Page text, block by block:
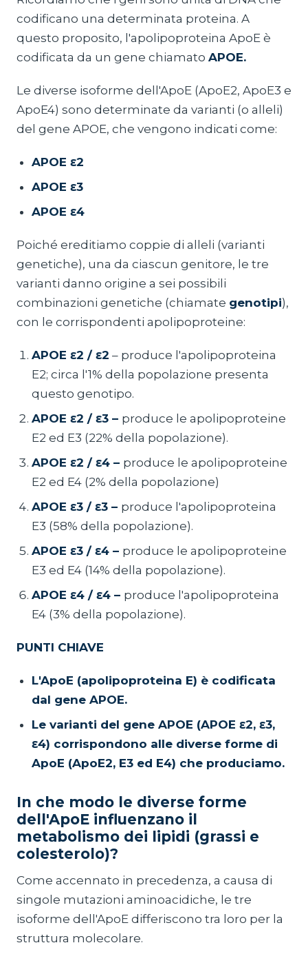
codificano una determinata proteina. A
questo proposito, l'apolipoproteina ApoE è
codificata da un gene chiamato APOE.
Le diverse isoforme dell'ApoE (ApoE2, ApoE3 e
ApoE4) sono determinate da varianti (o alleli)
del gene APOE, che vengono indicati come:
APOE ε2
APOE ε3
APOE ε4
Poiché ereditiamo coppie di alleli (varianti
genetiche), una da ciascun genitore, le tre
varianti danno origine a sei possibili
combinazioni genetiche (chiamate genotipi),
con le corrispondenti apolipoproteine:
APOE ε2 / ε2 – produce l'apolipoproteina
E2; circa l'1% della popolazione presenta
questo genotipo.
APOE ε2 / ε3 – produce le apolipoproteine
E2 ed E3 (22% della popolazione).
APOE ε2 / ε4 – produce le apolipoproteine
E2 ed E4 (2% della popolazione)
APOE ε3 / ε3 – produce l'apolipoproteina
E3 (58% della popolazione).
APOE ε3 / ε4 – produce le apolipoproteine
E3 ed E4 (14% della popolazione).
APOE ε4 / ε4 – produce l'apolipoproteina
E4 (3% della popolazione).
PUNTI CHIAVE
L'ApoE (apolipoproteina E) è codificata
dal gene APOE.
Le varianti del gene APOE (APOE ε2, ε3,
ε4) corrispondono alle diverse forme di
ApoE (ApoE2, E3 ed E4) che produciamo.
In che modo le diverse forme
dell'ApoE influenzano il
metabolismo dei lipidi (grassi e
colesterolo)?
Come accennato in precedenza, a causa di
singole mutazioni aminoacidiche, le tre
isoforme dell'ApoE differiscono tra loro per la
struttura molecolare.